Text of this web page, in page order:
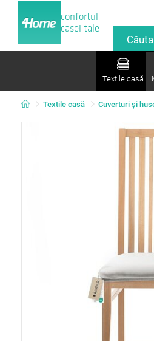
confortul
casei tale
Textile casă
Textile casă Cuverturi și